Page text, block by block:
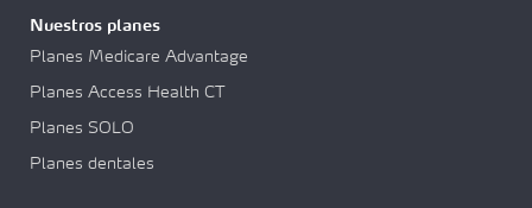
Nuestros planes
Planes Medicare Advantage
Planes Access Health CT
Planes SOLO
Planes dentales